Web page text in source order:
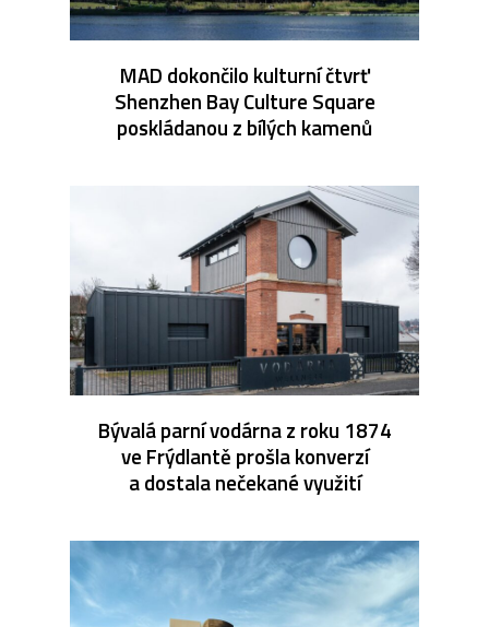
MAD dokončilo kulturní čtvrť
Shenzhen Bay Culture Square
poskládanou z bílých kamenů
Bývalá parní vodárna z roku 1874
ve Frýdlantě prošla konverzí
a dostala nečekané využití